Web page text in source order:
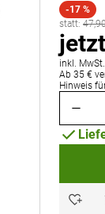
-17 %
statt:
statt: 47,
inkl. MwSt.
Ab 35 €
Hinweis